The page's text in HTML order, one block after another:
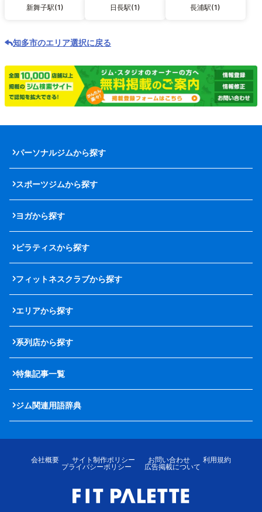
新舞子駅(1) 日長駅(1) 長浦駅(1)
知多市のエリア選択に戻る
パーソナルジムから探す
スポーツジムから探す
ヨガから探す
ピラティスから探す
フィットネスクラブから探す
エリアから探す
系列店から探す
特集記事一覧
ジム関連用語辞典
会社概要 サイト制作ポリシー お問い合わせ
利用規約
プライバシーポリシー
広告掲載について